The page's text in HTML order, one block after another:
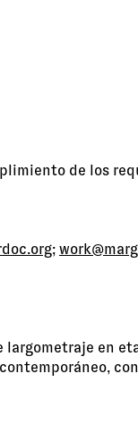
de los
;
largometraje en